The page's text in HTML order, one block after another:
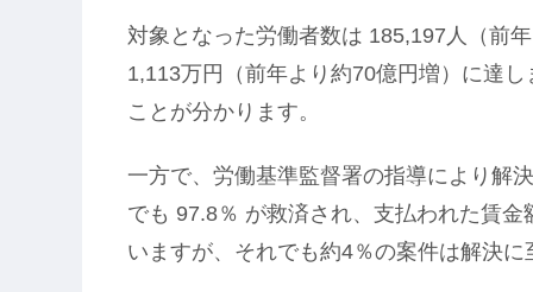
対象となった労働者数は 185,197人（前
1,113万円（前年より約70億円増）に達
ことが分かります。
一方で、労働基準監督署の指導により解
でも 97.8％ が救済され、支払われた賃
いますが、それでも約4％の案件は解決